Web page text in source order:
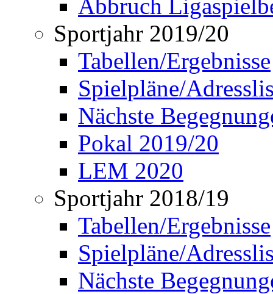
Abbruch
Sportjahr 2019/20
Tabellen/Ergebnisse
Spielpläne/
Nächste
Pokal 2019/20
LEM 2020
Sportjahr 2018/19
Tabellen/Ergebnisse
Spielpläne/
Nächste